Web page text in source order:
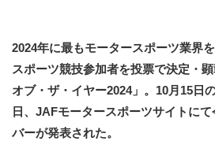
2024年に最もモータースポーツ業界
スポーツ競技参加者を投票で決定・
オブ・ザ・イヤー2024」。10月15日
日、JAFモータースポーツサイトに
バーが発表された。